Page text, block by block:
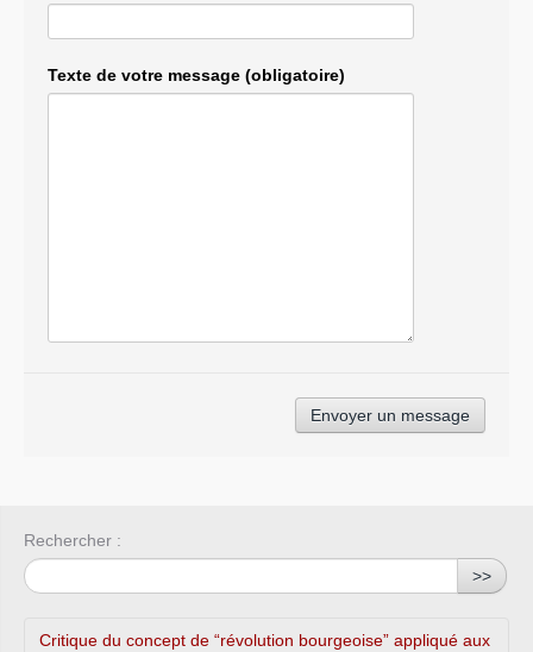
Texte de votre message (obligatoire)
Rechercher :
>>
Critique du concept de “révolution bourgeoise” appliqué aux